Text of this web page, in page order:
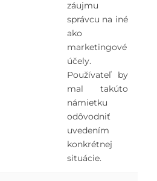
záujmu
správcu na iné
ako
marketingové
účely.
Používateľ by
mal takúto
námietku
odôvodniť
uvedením
konkrétnej
situácie.